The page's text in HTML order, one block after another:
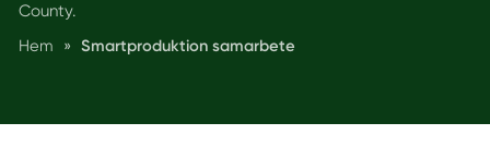
County.
Hem
» Smartproduktion samarbete